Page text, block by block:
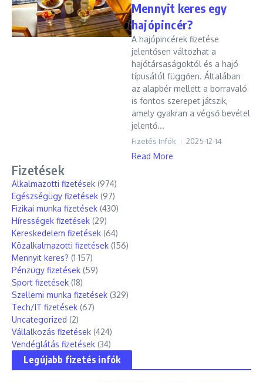
Mennyit keres egy
hajópincér?
A hajópincérek fizetése
jelentősen változhat a
hajótársaságoktól és a hajó
típusától függően. Általában
az alapbér mellett a borravaló
is fontos szerepet játszik,
amely gyakran a végső bevétel
jelentő...
Fizetés Infók 2025-12-14
Read More
Fizetések
Alkalmazotti fizetések (974)
Egészségügy fizetések (97)
Fizikai munka fizetések (430)
Hírességek fizetések (29)
Kereskedelem fizetések (64)
Közalkalmazotti fizetések (156)
Mennyit keres? (1 157)
Pénzügy fizetések (59)
Sport fizetések (18)
Szellemi munka fizetések (329)
Tech/IT fizetések (67)
Uncategorized (2)
Vállalkozás fizetések (424)
Vendéglátás fizetések (34)
Legújabb fizetés infók